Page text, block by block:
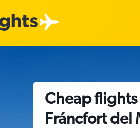
Cheap
Fráncfort del